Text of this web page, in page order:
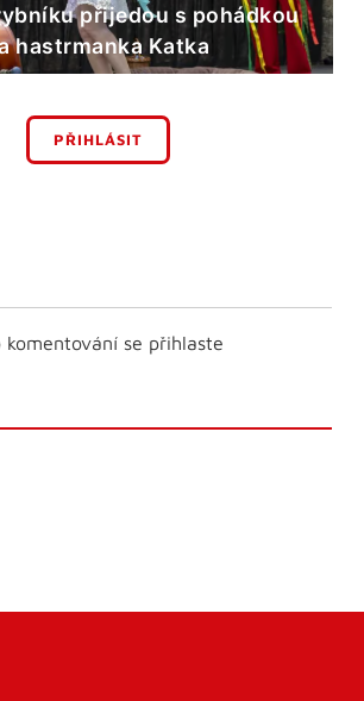
přijedou s pohádkou
hastrmanka Katka
PŘIHLÁSIT
komentování se přihlaste